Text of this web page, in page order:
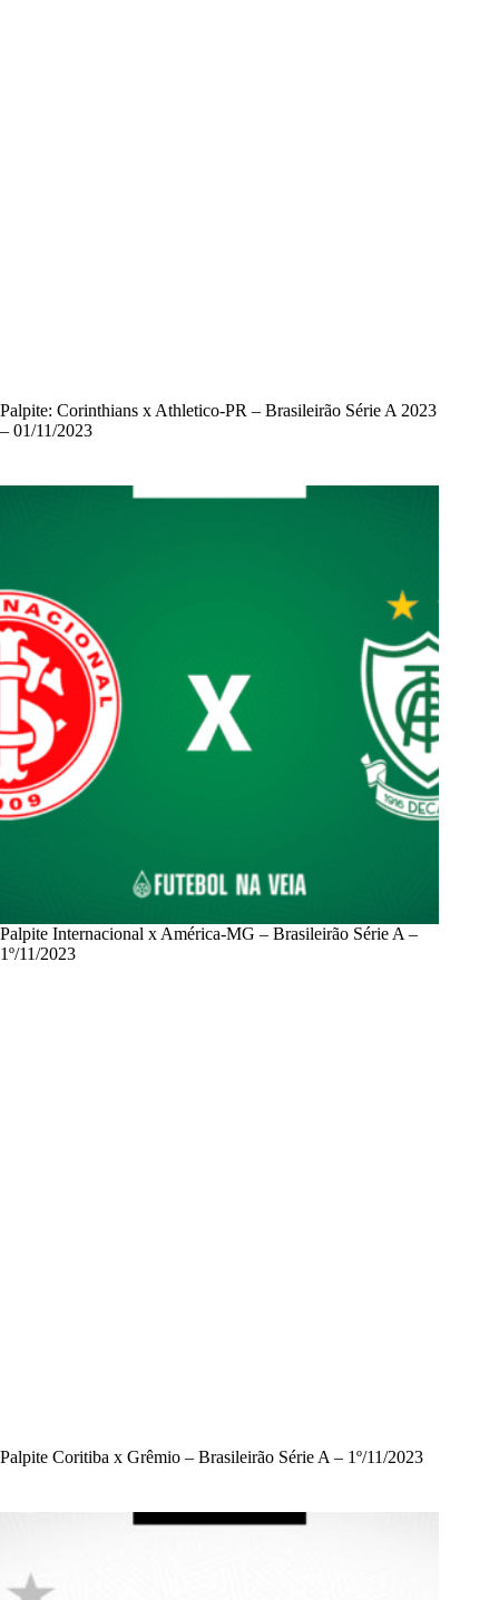
Palpite: Corinthians x Athletico-PR – Brasileirão Série A 2023
– 01/11/2023
Palpite Internacional x América-MG – Brasileirão Série A –
1º/11/2023
Palpite Coritiba x Grêmio – Brasileirão Série A – 1º/11/2023